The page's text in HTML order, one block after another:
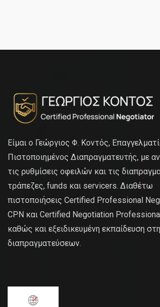
Είμαι ο Γεώργιος Φ. Κοντός,
Πιστοποιημένος Διαπραγματευτής, με
τις ρυθμίσεις οφειλών και τις
τράπεζες, funds και servicers. Διαθέτω
πιστοποιήσεις Certified Professional
CPN και Certified Negotiation
καθώς και εξειδικευμένη εκπαίδευση
διαπραγματεύσεων.